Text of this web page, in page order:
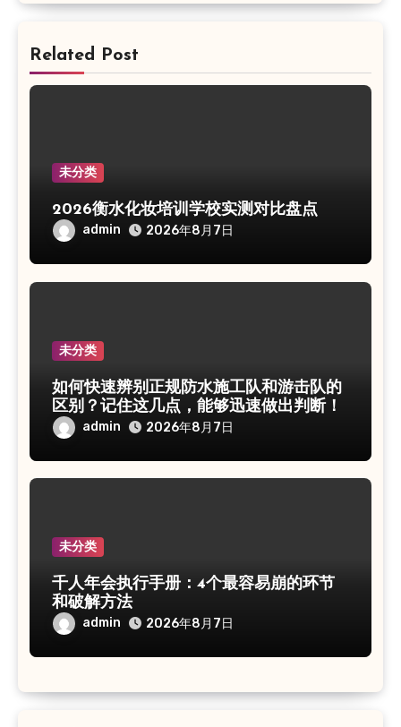
Related Post
未分类
2026衡水化妆培训学校实测对比盘点
admin 2026年8月7日
未分类
如何快速辨别正规防水施工队和游击队的
区别？记住这几点，能够迅速做出判断！
admin 2026年8月7日
未分类
千人年会执行手册：4个最容易崩的环节
和破解方法
admin 2026年8月7日